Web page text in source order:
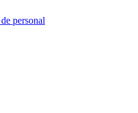
personal